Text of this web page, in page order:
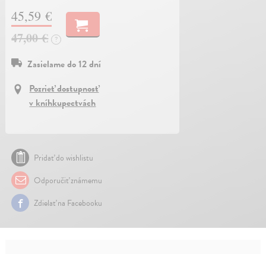
45,59 €
47,00 €
?
Zasielame do 12 dní
Pozrieť dostupnosť
v kníhkupectvách
Pridať do wishlistu
Odporučiť známemu
Zdielať na Facebooku